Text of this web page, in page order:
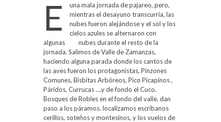
E
una mala jornada de pajareo, pero,
mientras el desayuno transcurría, las
nubes fueron alejándose y el sol y los
cielos azules se alternaron con
algunas nubes durante el resto de la
jornada. Salimos de Valle de Zamanzas,
haciendo alguna parada donde los cantos de
las aves fueron los protagonistas, Pinzones
Comunes, Bisbitas Arbóreos, Pico Picapinos ,
Páridos, Currucas ….y de fondo el Cuco.
Bosques de Robles en el fondo del valle, dan
paso a los páramos. localizamos escribanos
cerillos, soteños y montesinos, y los vuelos de